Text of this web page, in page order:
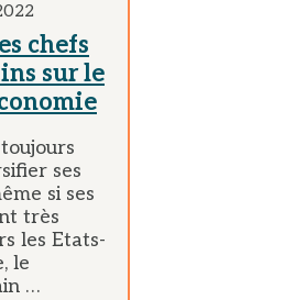
chefs
sur le
ses
si ses
très
les Etats-
le
…